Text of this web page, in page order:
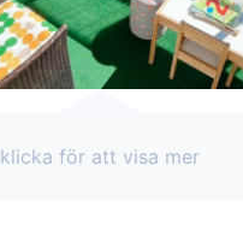
klicka för att visa mer